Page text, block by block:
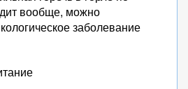
вообще, можно
заболевание